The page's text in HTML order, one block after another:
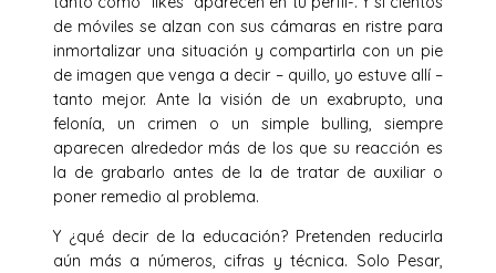
de móviles se alzan con sus cámaras en ristre para
inmortalizar una situación y compartirla con un pie
de imagen que venga a decir – quillo, yo estuve allí –
tanto mejor. Ante la visión de un exabrupto, una
felonía, un crimen o un simple bulling, siempre
aparecen alrededor más de los que su reacción es
la de grabarlo antes de la de tratar de auxiliar o
poner remedio al problema.
Y ¿qué decir de la educación? Pretenden reducirla
aún más a números, cifras y técnica. Solo Pesar,